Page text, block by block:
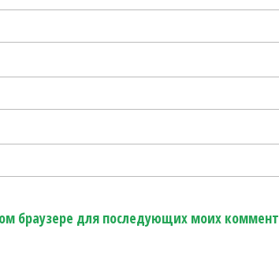
браузере для последующих моих